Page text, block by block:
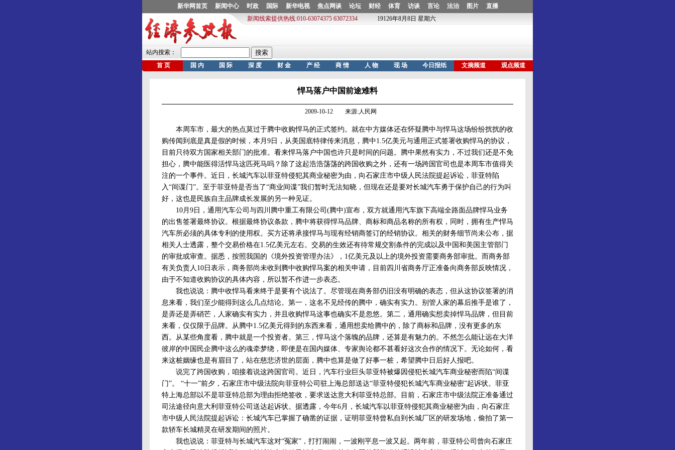
悍马落户中国前途难料
2009-10-12 来源:人民网
本周车市，最大的热点莫过于腾中收购悍马的正式签约。就在中方媒体还在怀疑腾中与悍马这场纷纷扰扰的收
购传闻到底是真是假的时候，本月9日，从美国底特律传来消息，腾中1.5亿美元与通用正式签署收购悍马的协议，
目前只待双方国家相关部门的批准。看来悍马落户中国也许只是时间的问题。腾中果然有实力，不过我们还是不免
担心，腾中能医得活悍马这匹死马吗？除了这起浩浩荡荡的跨国收购之外，还有一场跨国官司也是本周车市值得关
注的一个事件。近日，长城汽车以菲亚特侵犯其商业秘密为由，向石家庄市中级人民法院提起诉讼，菲亚特陷
入“间谍门”。至于菲亚特是否当了“商业间谍”我们暂时无法知晓，但现在还是要对长城汽车勇于保护自己的行为叫
好，这也是民族自主品牌成长发展的另一种见证。
10月9日，通用汽车公司与四川腾中重工有限公司(腾中)宣布，双方就通用汽车旗下高端全路面品牌悍马业务
的出售签署最终协议。根据最终协议条款，腾中将获得悍马品牌、商标和商品名称的所有权，同时，拥有生产悍马
汽车所必须的具体专利的使用权。买方还将承接悍马与现有经销商签订的经销协议。相关的财务细节尚未公布，据
相关人士透露，整个交易价格在1.5亿美元左右。交易的生效还有待常规交割条件的完成以及中国和美国主管部门
的审批或审查。据悉，按照我国的《境外投资管理办法》，1亿美元及以上的境外投资需要商务部审批。而商务部
有关负责人10日表示，商务部尚未收到腾中收购悍马案的相关申请，目前四川省商务厅正准备向商务部反映情况，
由于不知道收购协议的具体内容，所以暂不作进一步表态。
我也说说：腾中收悍马看来终于是要有个说法了。尽管现在商务部仍旧没有明确的表态，但从这协议签署的消
息来看，我们至少能得到这么几点结论。第一，这名不见经传的腾中，确实有实力。别管人家的幕后推手是谁了，
是弄还是弄硝芒，人家确实有实力，并且收购悍马这事也确实不是忽悠。第二，通用确实想卖掉悍马品牌，但目前
来看，仅仅限于品牌。从腾中1.5亿美元得到的东西来看，通用想卖给腾中的，除了商标和品牌，没有更多的东
西。从某些角度看，腾中就是一个投资者。第三，悍马这个落魄的品牌，还算是有魅力的。不然怎么能让远在大洋
彼岸的中国民企腾中这么的魂牵梦绕，即便是在国内媒体、专家舆论都不甚看好这次合作的情况下。无论如何，看
来这桩姻缘也是有眉目了，站在慈悲济世的层面，腾中也算是做了好事一桩，希望腾中日后好人报吧。
说完了跨国收购，咱接着说这跨国官司。近日，汽车行业巨头菲亚特被爆因侵犯长城汽车商业秘密而陷“间谍
门”。 “十一”前夕，石家庄市中级法院向菲亚特公司驻上海总部送达“菲亚特侵犯长城汽车商业秘密”起诉状。菲亚
特上海总部以不是菲亚特总部为理由拒绝签收，要求送达意大利菲亚特总部。目前，石家庄市中级法院正准备通过
司法途径向意大利菲亚特公司送达起诉状。据透露，今年6月，长城汽车以菲亚特侵犯其商业秘密为由，向石家庄
市中级人民法院提起诉讼：长城汽车已掌握了确凿的证据，证明菲亚特曾私自到长城厂区的研发场地，偷拍了第一
款轿车长城精灵在研发期间的照片。
我也说说：菲亚特与长城汽车这对“冤家”，打打闹闹，一波刚平息一波又起。两年前，菲亚特公司曾向石家庄